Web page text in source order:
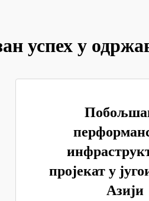
успех у
пројекат у
Азији